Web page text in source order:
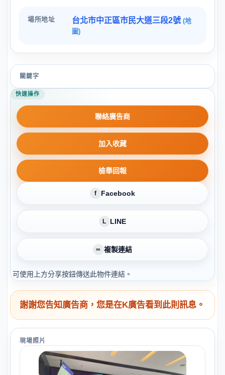
場所地址 台北市中正區市民大道三段2號 (地
圖)
關鍵字
快速操作
聯絡廣告商
加入收藏
檢舉回報
f Facebook
L LINE
∞ 複製連結
可使用上方分享按鈕傳送此物件連結。
謝謝您告知廣告商，您是在K廣告看到此則訊息。
現場照片